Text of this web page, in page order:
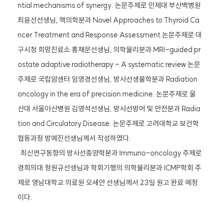
ntial mechanisms of synergy. 논문주제로 인제대 부산백병원
최윤선선생님, 핵의학분과 Novel Approaches to Thyroid Ca
ncer Treatment and Response Assessment 논문주제로 대
구시청 희망진료소 홍채문선생님, 의학물리분과 MRI-guided pr
ostate adaptive radiotherapy - A systematic review 논문
주제로 국립암센터 임영경선생님, 방사선생물학분과 Radiation
oncology in the era of precision medicine. 논문주제로 울
산대 서울아산병원 김영석선생님, 방사선방어 및 안전분과 Radia
tion and Circulatory Disease. 논문주제로 고려대학교 보건학
협동과정 방예진선생님께서 작성하였다.
최신연구동향의 방사선종양학분과 Immuno-oncology 주제로
경희의대 정원규선생님과 학회기행의 의학물리분과 ICMP학회 주
제로 영남대학교 의료원 오세안 선생님께서 23일 원고 완료 예정
이다.